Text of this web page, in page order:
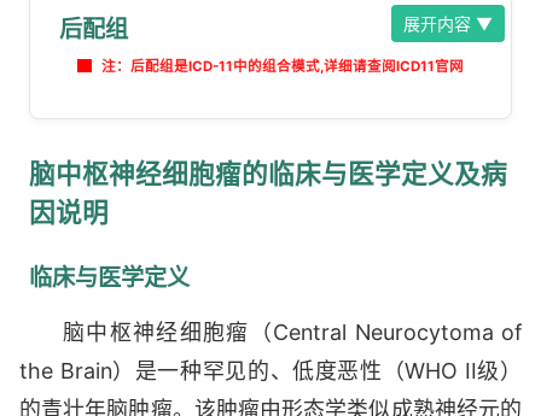
后配组
注：后配组是ICD-11中的组合模式,详细请查阅ICD11官网
展开内容 ▼
脑中枢神经细胞瘤的临床与医学定义及病
因说明
临床与医学定义
脑中枢神经细胞瘤（Central Neurocytoma of
the Brain）是一种罕见的、低度恶性（WHO II级）
的青壮年脑肿瘤。该肿瘤由形态学类似成熟神经元的